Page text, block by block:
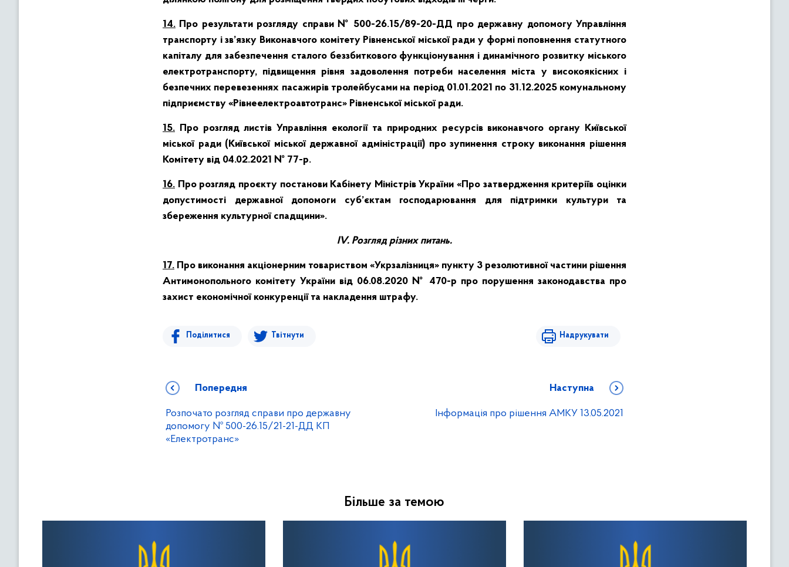
14. Про результати розгляду справи № 500-26.15/89-20-ДД про державну допомогу Управління
транспорту і зв’язку Виконавчого комітету Рівненської міської ради у формі поповнення статутного
капіталу для забезпечення сталого беззбиткового функціонування і динамічного розвитку міського
електротранспорту, підвищення рівня задоволення потреби населення міста у високоякісних і
безпечних перевезеннях пасажирів тролейбусами на період 01.01.2021 по 31.12.2025 комунальному
підприємству «Рівнеелектроавтотранс» Рівненської міської ради.
15. Про розгляд листів Управління екології та природних ресурсів виконавчого органу Київської
міської ради (Київської міської державної адміністрації) про зупинення строку виконання рішення
Комітету від 04.02.2021 № 77-р.
16. Про розгляд проєкту постанови Кабінету Міністрів України «Про затвердження критеріїв оцінки
допустимості державної допомоги суб’єктам господарювання для підтримки культури та
збереження культурної спадщини».
ІV. Розгляд різних питань.
17. Про виконання акціонерним товариством «Укрзалізниця» пункту 3 резолютивної частини рішення
Антимонопольного комітету України від 06.08.2020 № 470-р про порушення законодавства про
захист економічної конкуренції та накладення штрафу.
Поділитися Твітнути Надрукувати
Попередня
Розпочато розгляд справи про державну
допомогу № 500-26.15/21-21-ДД КП
«Електротранс»
Наступна
Інформація про рішення АМКУ 13.05.2021
Більше за темою